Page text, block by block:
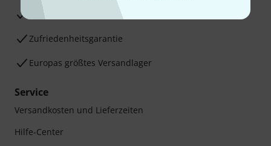
Beratung durch Fachexperten
Zufriedenheitsgarantie
Europas größtes Versandlager
Service
Versandkosten und Lieferzeiten
Hilfe-Center